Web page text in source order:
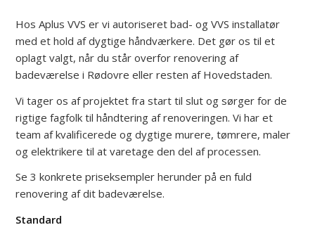
Hos Aplus VVS er vi autoriseret bad- og VVS installatør
med et hold af dygtige håndværkere. Det gør os til et
oplagt valgt, når du står overfor renovering af
badeværelse i Rødovre eller resten af Hovedstaden.
Vi tager os af projektet fra start til slut og sørger for de
rigtige fagfolk til håndtering af renoveringen. Vi har et
team af kvalificerede og dygtige murere, tømrere, maler
og elektrikere til at varetage den del af processen.
Se 3 konkrete priseksempler herunder på en fuld
renovering af dit badeværelse.
Standard